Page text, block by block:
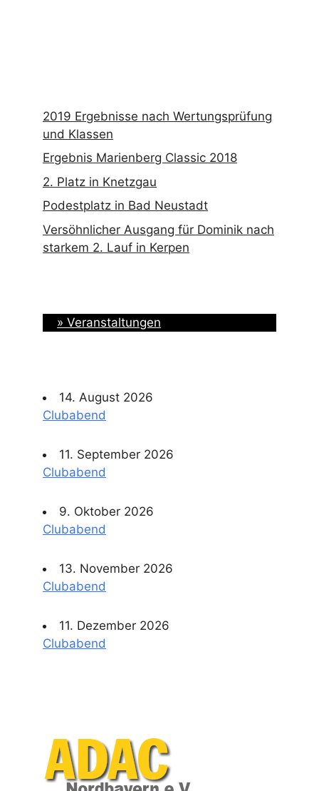
2019 Ergebnisse nach Wertungsprüfung
und Klassen
Ergebnis Marienberg Classic 2018
2. Platz in Knetzgau
Podestplatz in Bad Neustadt
Versöhnlicher Ausgang für Dominik nach
starkem 2. Lauf in Kerpen
» Veranstaltungen
14. August 2026
Clubabend
11. September 2026
Clubabend
9. Oktober 2026
Clubabend
13. November 2026
Clubabend
11. Dezember 2026
Clubabend